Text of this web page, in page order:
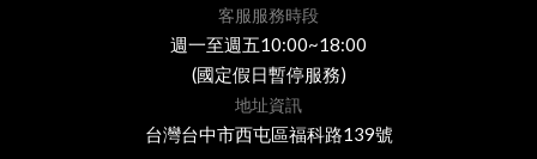
客服服務時段
週一至週五10:00~18:00
(國定假日暫停服務)
地址資訊
台灣台中市西屯區福科路139號